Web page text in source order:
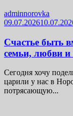
adminnorovka
09.07.2026
Счастье быть
семьи, любви и
Сегодня хочу
царили у нас в
потрясающую...